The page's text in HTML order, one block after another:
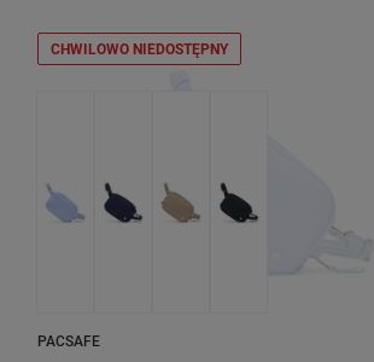
CHWILOWO NIEDOSTĘPNY
PACSAFE